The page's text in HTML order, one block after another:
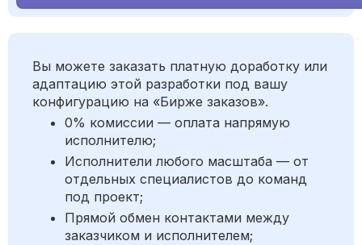
Вы можете заказать платную доработку или
адаптацию этой разработки под вашу
конфигурацию на «Бирже заказов».
0% комиссии — оплата напрямую
исполнителю;
Исполнители любого масштаба — от
отдельных специалистов до команд
под проект;
Прямой обмен контактами между
заказчиком и исполнителем;